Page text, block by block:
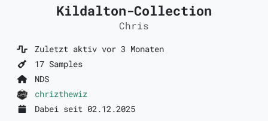
Kildalton-Collection
Chris
Zuletzt aktiv vor 3 Monaten
17 Samples
NDS
chrizthewiz
Dabei seit 02.12.2025